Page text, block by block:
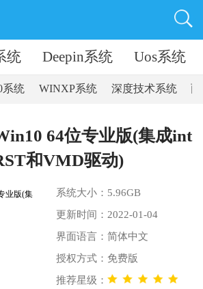
统 Deepin系统 Uos系统
系统 WINXP系统 深度技术系统
64位专业版(集成int
和VMD驱动)
系统大小：5.96GB
更新时间：2022-01-04
界面语言：简体中文
授权方式：免费版
推荐星级：